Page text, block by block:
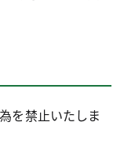
を禁止いたしま